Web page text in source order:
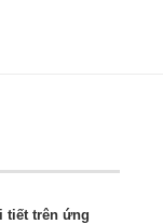
tiết trên ứng